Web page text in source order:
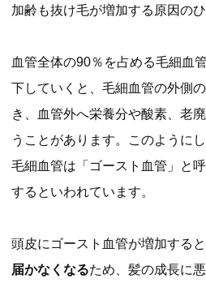
加齢も抜け毛が増加する原因のひ
血管全体の90％を占める毛細血
下していくと、毛細血管の外側
き、血管外へ栄養分や酸素、老
うことがあります。このように
毛細血管は「ゴースト血管」と
するといわれています。
頭皮にゴースト血管が増加すると
届かなくなるため、髪の成長に